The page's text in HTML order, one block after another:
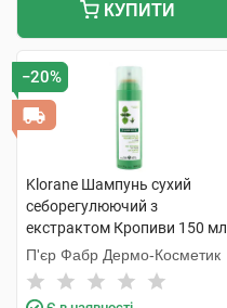
КУПИТИ
−20%
Klorane Шампунь сухий
себорегулюючий з
екстрактом Кропиви 150 мл
1 флакон
П'єр Фабр Дермо-Косметик